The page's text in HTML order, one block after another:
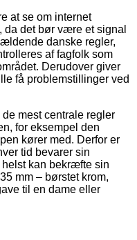
at se om internet
da det bør være et signal
danske regler,
af fagfolk som
Derudover giver
få problemstillinger ved
mest centrale regler
for eksempel den
kører med. Derfor er
tid bevarer sin
kan bekræfte sin
mm – børstet krom,
til en dame eller